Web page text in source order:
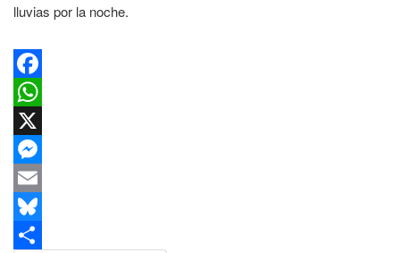
lluvias por la noche.
Facebook
WhatsApp
X
Messenger
Email
Bluesky